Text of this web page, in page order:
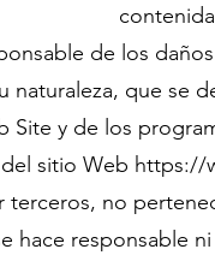
de los
naturaleza, que se
Site y de los
sitio Web https://
no
hace responsable